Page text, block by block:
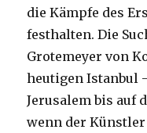
die Kämpfe des
festhalten. Die
Grotemeyer von
heutigen Istanbul
Jerusalem bis auf
wenn der